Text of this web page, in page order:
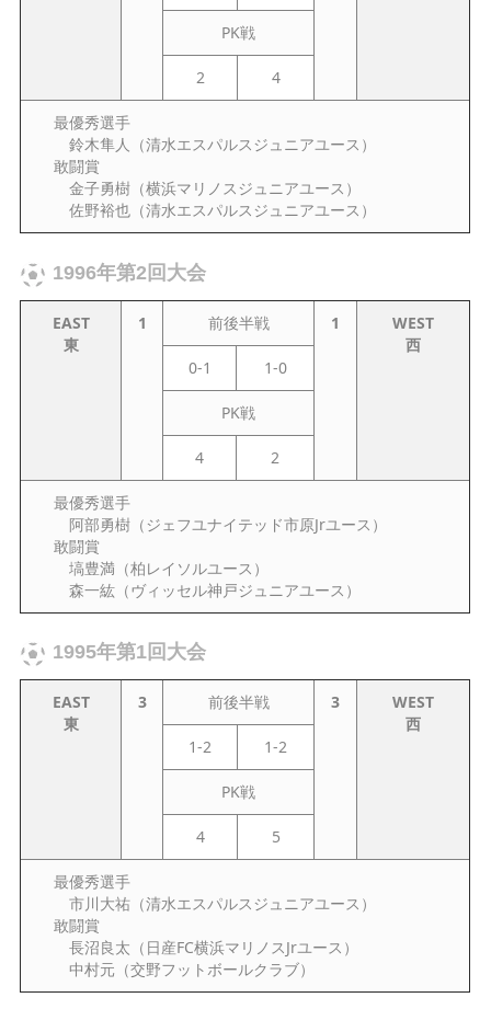
PK戦
2 4
最優秀選手
鈴木隼人（清水エスパルスジュニアユース）
敢闘賞
金子勇樹（横浜マリノスジュニアユース）
佐野裕也（清水エスパルスジュニアユース）
1996年第2回大会
EAST
東
1 前後半戦 1
WEST
西
0-1
1-0
PK戦
4 2
最優秀選手
阿部勇樹（ジェフユナイテッド市原Jrユース）
敢闘賞
塙豊満（柏レイソルユース）
森一紘（ヴィッセル神戸ジュニアユース）
1995年第1回大会
EAST
東
3 前後半戦 3
WEST
西
1-2
1-2
PK戦
4 5
最優秀選手
市川大祐（清水エスパルスジュニアユース）
敢闘賞
長沼良太（日産FC横浜マリノスJrユース）
中村元（交野フットボールクラブ）